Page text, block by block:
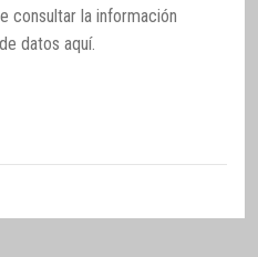
consultar la información
datos aquí.